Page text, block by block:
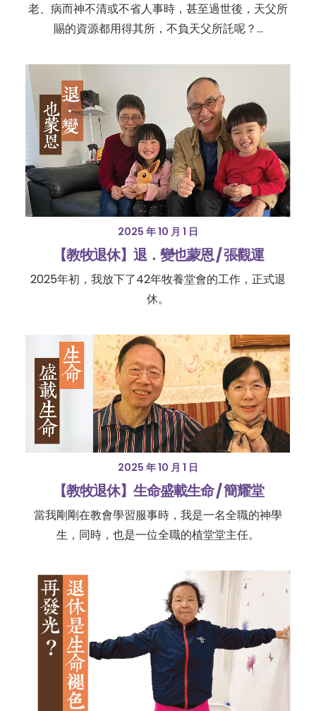
老、病而神不清或不省人事時，甚至過世後，天父所
賜的資源都用得其所，不負天父所託呢？…
2025 年 10 月 1 日
【教牧退休】退．變也蒙恩 / 張觀運
2025年初，我放下了42年牧養堂會的工作，正式退
休。
2025 年 10 月 1 日
【教牧退休】生命盛載生命 / 簡耀堂
當我剛剛在教會學習服事時，我是一名全職的神學
生，同時，也是一位全職的植堂堂主任。